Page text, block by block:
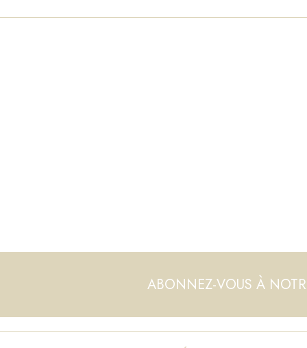
ABONNEZ-VOUS À